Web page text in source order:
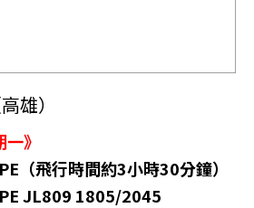
雄）
》
（飛行時間約3小時30分鐘）
JL809 1805/2045